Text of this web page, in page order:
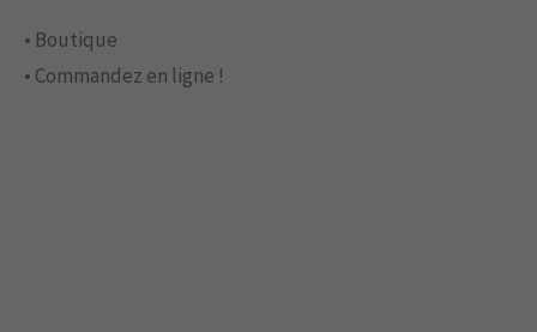
• Boutique
• Commandez en ligne !